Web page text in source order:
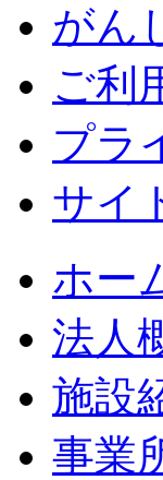
がん
ご利
プラ
サイ
ホー
法人
施設
事業